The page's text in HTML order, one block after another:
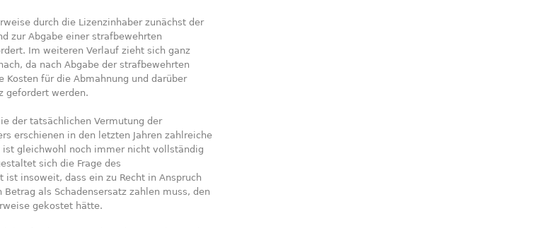
durch die Lizenzinhaber zunächst der
zur Abgabe einer strafbewehrten
Im weiteren Verlauf zieht sich ganz
da nach Abgabe der strafbewehrten
Kosten für die Abmahnung und darüber
gefordert werden.
der tatsächlichen Vermutung der
erschienen in den letzten Jahren zahlreiche
ist gleichwohl noch immer nicht vollständig
sich die Frage des
ist insoweit, dass ein zu Recht in Anspruch
als Schadensersatz zahlen muss, den
gekostet hätte.